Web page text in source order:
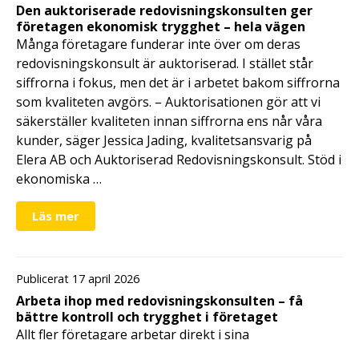
Den auktoriserade redovisningskonsulten ger
företagen ekonomisk trygghet – hela vägen
Många företagare funderar inte över om deras
redovisningskonsult är auktoriserad. I stället står
siffrorna i fokus, men det är i arbetet bakom siffrorna
som kvaliteten avgörs. – Auktorisationen gör att vi
säkerställer kvaliteten innan siffrorna ens når våra
kunder, säger Jessica Jading, kvalitetsansvarig på
Elera AB och Auktoriserad Redovisningskonsult. Stöd i
ekonomiska …
Läs mer
Publicerat 17 april 2026
Arbeta ihop med redovisningskonsulten – få
bättre kontroll och trygghet i företaget
Allt fler företagare arbetar direkt i sina